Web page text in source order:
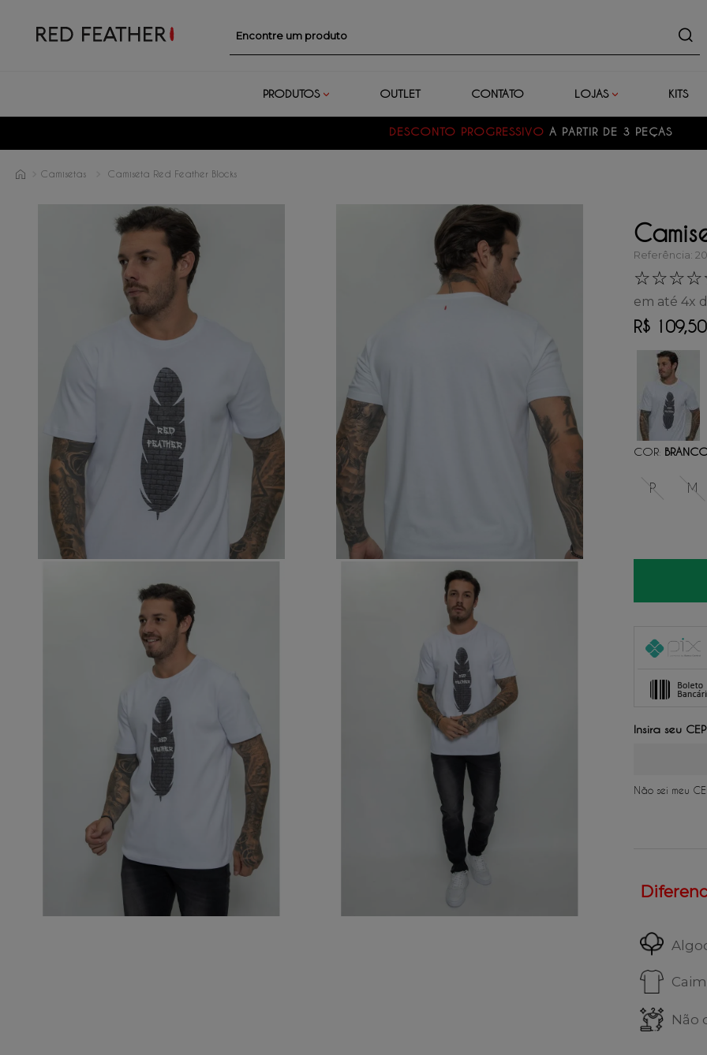
PRODUTOS OUTLET CONTATO LOJAS KITS
DESCONTO PROGRESSIVO A PARTIR DE 3 PEÇAS
Camisetas Camiseta Red Feather Blocks
Referência:
☆☆☆☆
em até4x
R$ 109,50
COR:
P M
1 de R$
3x de R$
Não sei meu
Não